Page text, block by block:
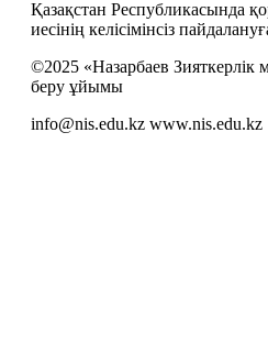
Қазақстан Республикасында
иесiнiң келiсiмiнсiз
©2025 «Назарбаев Зияткерлік
беру ұйымы
info@nis.edu.kz www.nis.edu.kz